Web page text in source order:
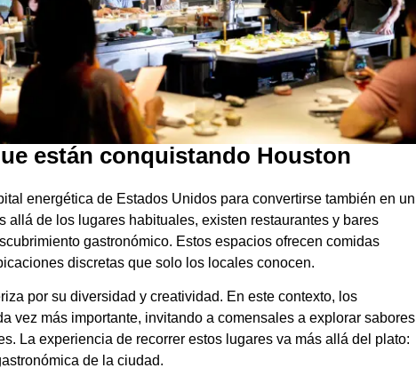
están conquistando Houston
energética de Estados Unidos para convertirse también en un
allá de los lugares habituales, existen restaurantes y bares
gastronómico. Estos espacios ofrecen comidas
discretas que solo los locales conocen.
por su diversidad y creatividad. En este contexto, los
vez más importante, invitando a comensales a explorar sabores
La experiencia de recorrer estos lugares va más allá del plato:
de la ciudad.